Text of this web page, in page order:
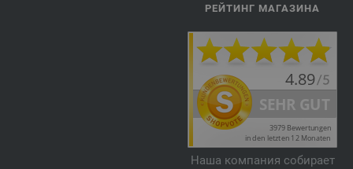
РЕЙТИНГ МАГАЗИНА
Наша компания собирает